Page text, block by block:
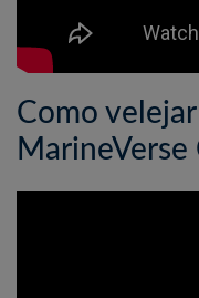
Como
MarineVerse